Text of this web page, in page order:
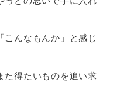
こんなもんか」と感じ
た得たいものを追い求